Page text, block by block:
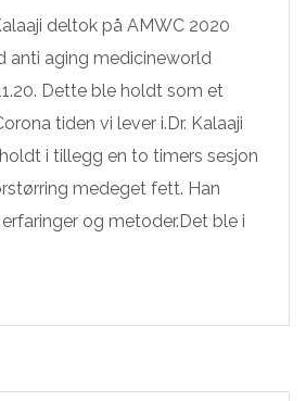
deltok på AMWC 2020
anti aging medicineworld
Dette ble holdt som et
tiden vi lever i.Dr. Kalaaji
i tillegg en to timers sesjon
medeget fett. Han
og metoder.Det ble i